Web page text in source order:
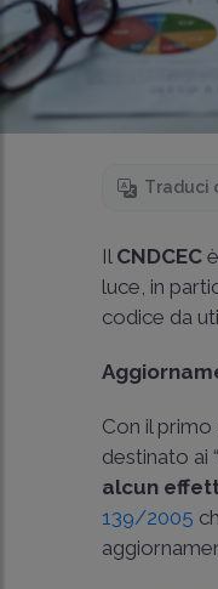
Traduci
Il CNDCEC
luce, in
codice da
Con il
destinato ai “
alcun
139/2005